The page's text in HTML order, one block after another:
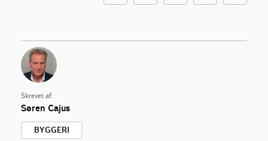
Skrevet af:
Søren Cajus
BYGGERI